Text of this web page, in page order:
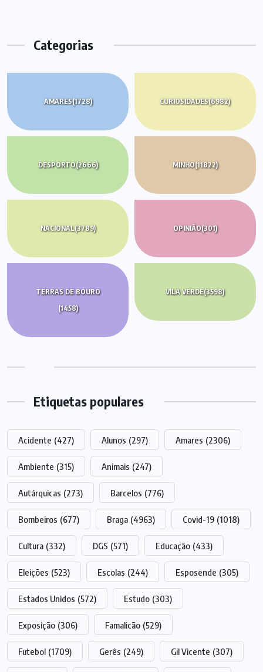
Categorias
AMARES(1728) CURIOSIDADES(6982)
DESPORTO(2666) MINHO(11822)
NACIONAL(3789) OPINIÃO(301)
TERRAS DE BOURO
(1458)
VILA VERDE(3598)
Etiquetas populares
Acidente (427) Alunos (297) Amares (2306)
Ambiente (315) Animais (247)
Autárquicas (273) Barcelos (776)
Bombeiros (677) Braga (4963) Covid-19 (1018)
Cultura (332) DGS (571) Educação (433)
Eleições (523) Escolas (244) Esposende (305)
Estados Unidos (572) Estudo (303)
Exposição (306) Famalicão (529)
Futebol (1709) Gerês (249) Gil Vicente (307)